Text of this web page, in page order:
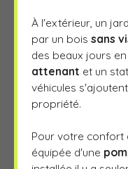
À l'extérieur, un
par un bois sans
des beaux jours
attenant et un
véhicules
propriété.
Pour votre confort
équipée d'une